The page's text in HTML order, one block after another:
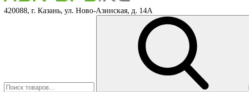
420088, г. Казань, ул. Ново-Азинская, д. 14А